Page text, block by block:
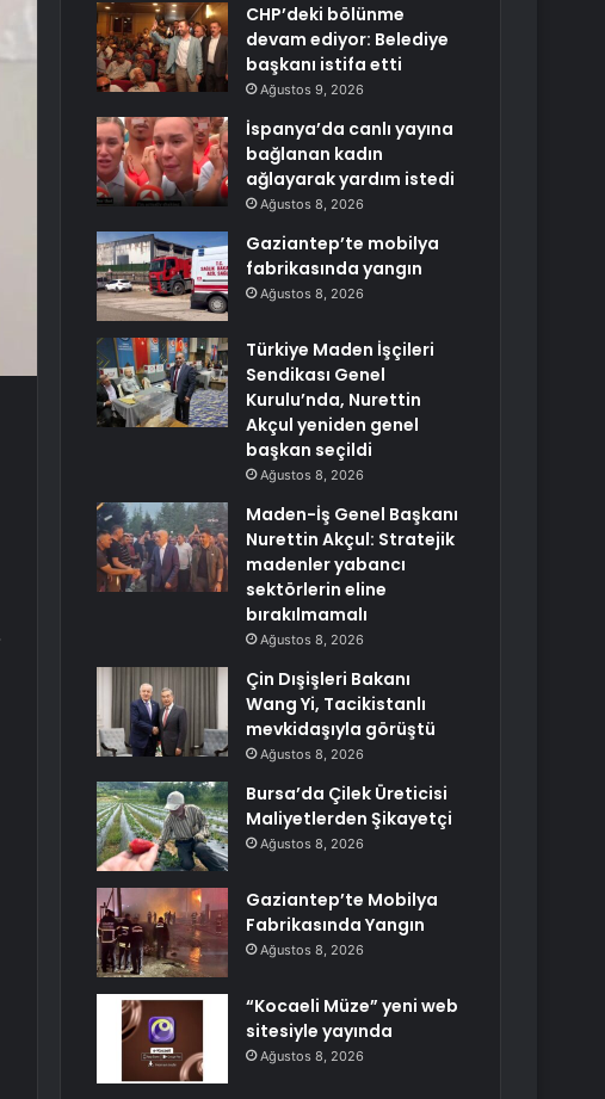
CHP’deki bölünme
devam ediyor: Belediye
başkanı istifa etti
Ağustos 9, 2026
İspanya’da canlı yayına
bağlanan kadın
ağlayarak yardım istedi
Ağustos 8, 2026
Gaziantep’te mobilya
fabrikasında yangın
Ağustos 8, 2026
Türkiye Maden İşçileri
Sendikası Genel
Kurulu’nda, Nurettin
Akçul yeniden genel
başkan seçildi
Ağustos 8, 2026
Maden-İş Genel Başkanı
Nurettin Akçul: Stratejik
madenler yabancı
sektörlerin eline
bırakılmamalı
Ağustos 8, 2026
Çin Dışişleri Bakanı
Wang Yi, Tacikistanlı
mevkidaşıyla görüştü
Ağustos 8, 2026
Bursa’da Çilek Üreticisi
Maliyetlerden Şikayetçi
Ağustos 8, 2026
Gaziantep’te Mobilya
Fabrikasında Yangın
Ağustos 8, 2026
“Kocaeli Müze” yeni web
sitesiyle yayında
Ağustos 8, 2026